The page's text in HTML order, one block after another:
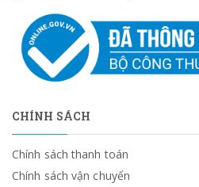
CHÍNH SÁCH
Chính sách thanh toán
Chính sách vận chuyển